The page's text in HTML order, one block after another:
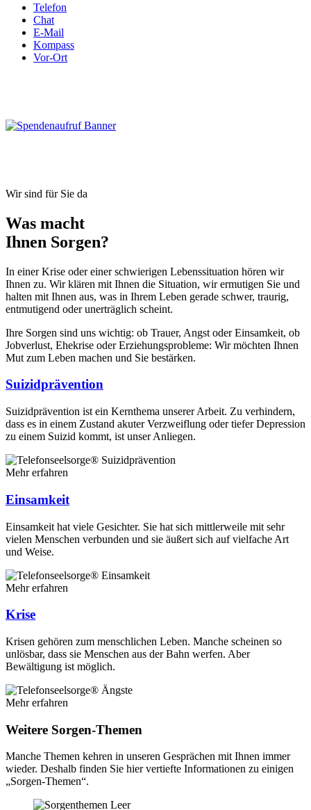
Telefon
Chat
E-Mail
Kompass
Vor-Ort
Wir sind für Sie da
Was macht
Ihnen Sorgen?
In einer Krise oder einer schwierigen Lebenssituation hören wir
Ihnen zu. Wir klären mit Ihnen die Situation, wir ermutigen Sie und
halten mit Ihnen aus, was in Ihrem Leben gerade schwer, traurig,
entmutigend oder unerträglich scheint.
Ihre Sorgen sind uns wichtig: ob Trauer, Angst oder Einsamkeit, ob
Jobverlust, Ehekrise oder Erziehungsprobleme: Wir möchten Ihnen
Mut zum Leben machen und Sie bestärken.
Suizidprävention
Suizidprävention ist ein Kernthema unserer Arbeit. Zu verhindern,
dass es in einem Zustand akuter Verzweiflung oder tiefer Depression
zu einem Suizid kommt, ist unser Anliegen.
Mehr erfahren
Einsamkeit
Einsamkeit hat viele Gesichter. Sie hat sich mittlerweile mit sehr
vielen Menschen verbunden und sie äußert sich auf vielfache Art
und Weise.
Mehr erfahren
Krise
Krisen gehören zum menschlichen Leben. Manche scheinen so
unlösbar, dass sie Menschen aus der Bahn werfen. Aber
Bewältigung ist möglich.
Mehr erfahren
Weitere Sorgen-Themen
Manche Themen kehren in unseren Gesprächen mit Ihnen immer
wieder. Deshalb finden Sie hier vertiefte Informationen zu einigen
„Sorgen-Themen“.